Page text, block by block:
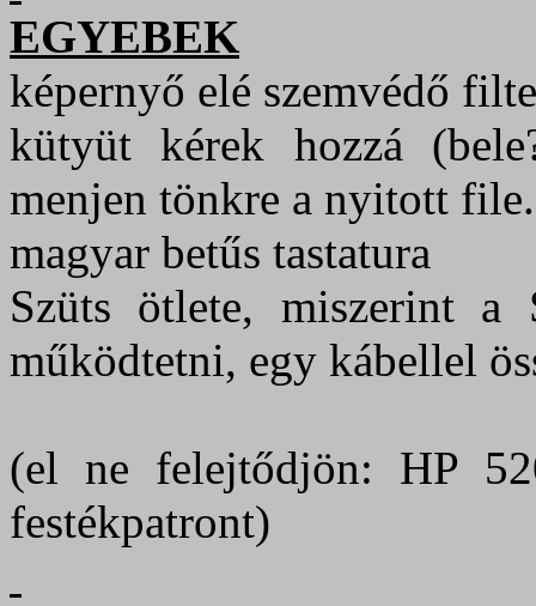
EGYEBEK
képernyő elé szemvédő
kütyüt kérek hozzá
menjen tönkre a nyitott file.
magyar betűs tastatura
Szüts ötlete, miszerint a
működtetni, egy kábellel
(el ne felejtődjön: HP
festékpatront)